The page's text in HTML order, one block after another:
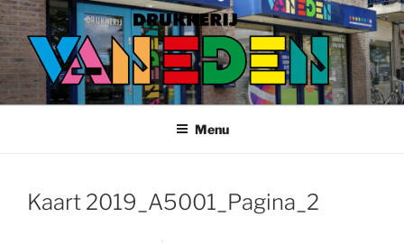
Ga
naar
de
inhoud
Menu
Kaart 2019_A5001_Pagina_2